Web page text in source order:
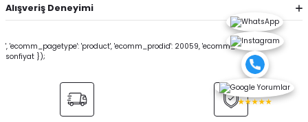
Alışveriş Deneyimi
', 'ecomm_pagetype': 'product', 'ecomm_prodid': 20059, 'ecomm_totalvalue':
sonfiyat });
★★★★★